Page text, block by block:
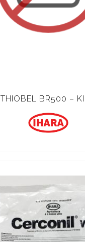
THIOBEL BR500 –